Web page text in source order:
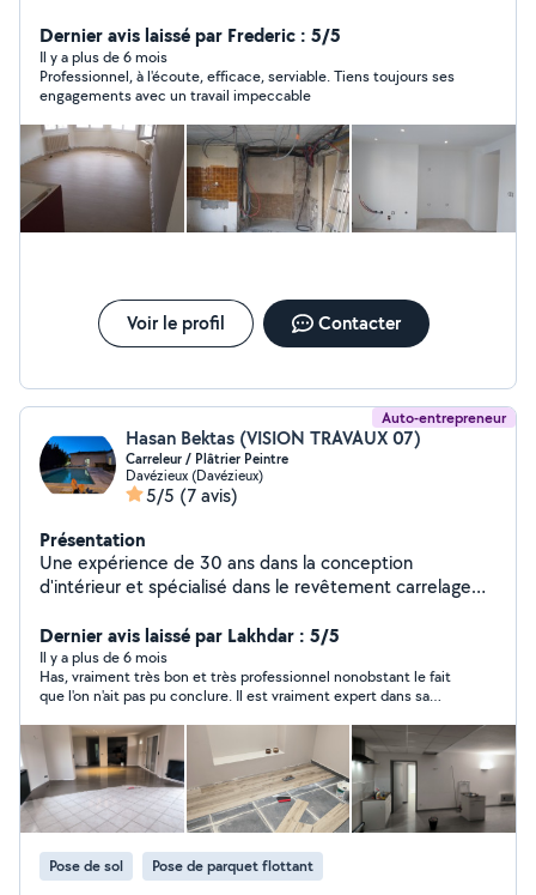
Dernier avis laissé par Frederic : 5/5
Il y a plus de 6 mois
Professionnel, à l'écoute, efficace, serviable. Tiens toujours ses
engagements avec un travail impeccable
Voir le profil Contacter
Auto-entrepreneur
Hasan Bektas (VISION TRAVAUX 07)
Carreleur / Plâtrier Peintre
Davézieux (Davézieux)
5/5 (7 avis)
Présentation
Une expérience de 30 ans dans la conception
d'intérieur et spécialisé dans le revêtement carrelage
de répondre aux clients les plus exigeants. À bientôt
Dernier avis laissé par Lakhdar : 5/5
Il y a plus de 6 mois
Has, vraiment très bon et très professionnel nonobstant le fait
que l'on n'ait pas pu conclure. Il est vraiment expert dans sa
Pose de sol Pose de parquet flottant